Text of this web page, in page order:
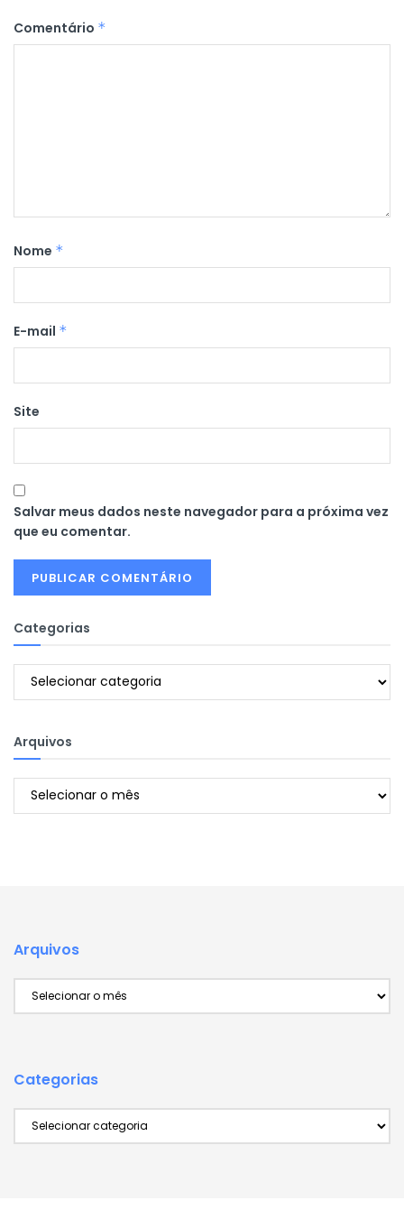
Comentário *
Nome *
E-mail *
Site
Salvar meus dados neste navegador para a próxima vez
que eu comentar.
Categorias
Categorias
Arquivos
Arquivos
Arquivos
Categorias